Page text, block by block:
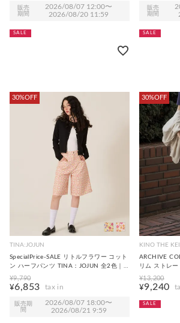
販売
期間
2026/08/07 12:00〜
2026/08/20 11:59
SALE
販売
期間
SALE
30%OFF
TINA:JOJUN
SpecialPrice-SALE リトルフラワー コット
ン ハーフパンツ TINA：JOJUN 全2色｜
tnj711-1177【3】
¥9,790
¥6,853
販売期
間
2026/08/07 18:00〜
2026/08/21 9:59
30%OFF
KINO THE KEI
ARCHIVE
リム ストレ
全2色｜
¥13,200
¥9,240
SALE